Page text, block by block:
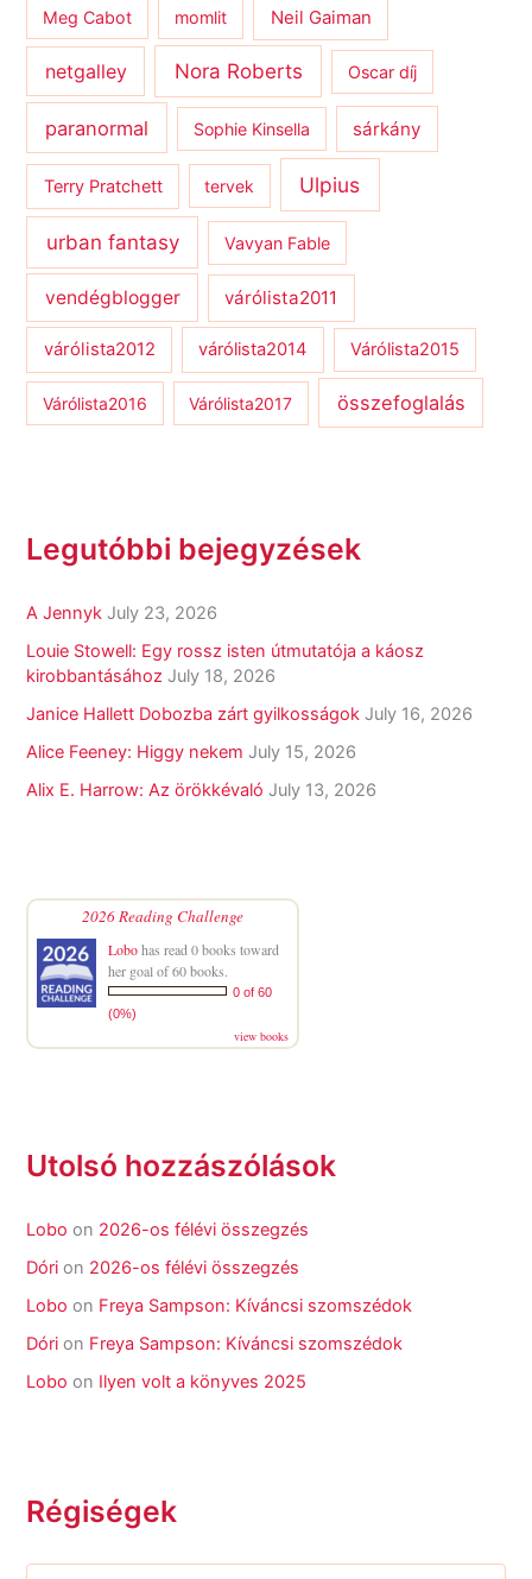
Meg Cabot momlit Neil Gaiman
netgalley Nora Roberts Oscar díj
paranormal Sophie Kinsella sárkány
Terry Pratchett tervek Ulpius
urban fantasy Vavyan Fable
vendégblogger várólista2011
várólista2012 várólista2014 Várólista2015
Várólista2016 Várólista2017 összefoglalás
Legutóbbi bejegyzések
A Jennyk July 23, 2026
Louie Stowell: Egy ​rossz isten útmutatója a káosz
kirobbantásához July 18, 2026
Janice Hallett Dobozba zárt gyilkosságok July 16, 2026
Alice Feeney: Higgy nekem July 15, 2026
Alix E. Harrow: Az örökkévaló July 13, 2026
2026 Reading Challenge
Lobohas read 0 books toward
her goal of 60 books.
0 of 60
(0%)
view books
Utolsó hozzászólások
Lobo on 2026-os félévi összegzés
Dóri on 2026-os félévi összegzés
Lobo on Freya Sampson: Kíváncsi szomszédok
Dóri on Freya Sampson: Kíváncsi szomszédok
Lobo on Ilyen volt a könyves 2025
Régiségek